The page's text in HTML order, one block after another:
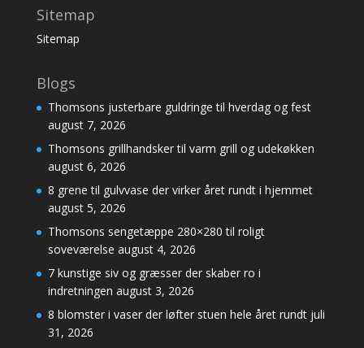
Sitemap
Sitemap
Blogs
Thomsons justerbare guldringe til hverdag og fest
august 7, 2026
Thomsons grillhandsker til varm grill og udekøkken
august 6, 2026
8 grene til gulvvase der virker året rundt i hjemmet
august 5, 2026
Thomsons sengetæppe 280×280 til roligt
soveværelse august 4, 2026
7 kunstige siv og græsser der skaber ro i
indretningen august 3, 2026
8 blomster i vaser der løfter stuen hele året rundt juli
31, 2026